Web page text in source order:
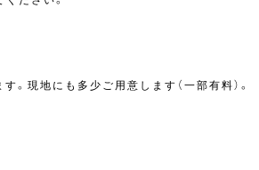
現地にも多少ご用意します（一部有料）。